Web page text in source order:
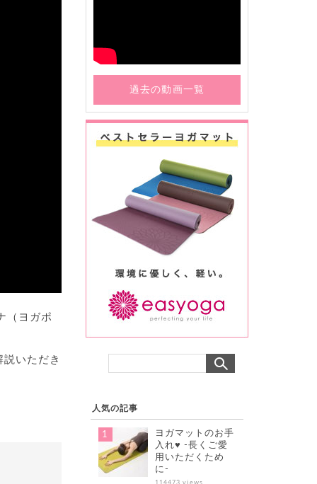
（ヨガポ
いただき
過去の動画一覧
人気の記事
ヨガマットのお手
入れ♥ -長くご愛
用いただくため
に-
114473 views